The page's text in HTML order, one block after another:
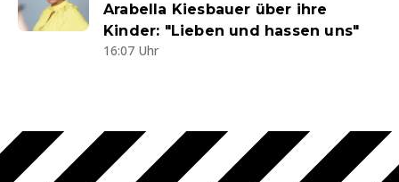
Arabella Kiesbauer über ihre
Kinder: "Lieben und hassen uns"
16:07 Uhr